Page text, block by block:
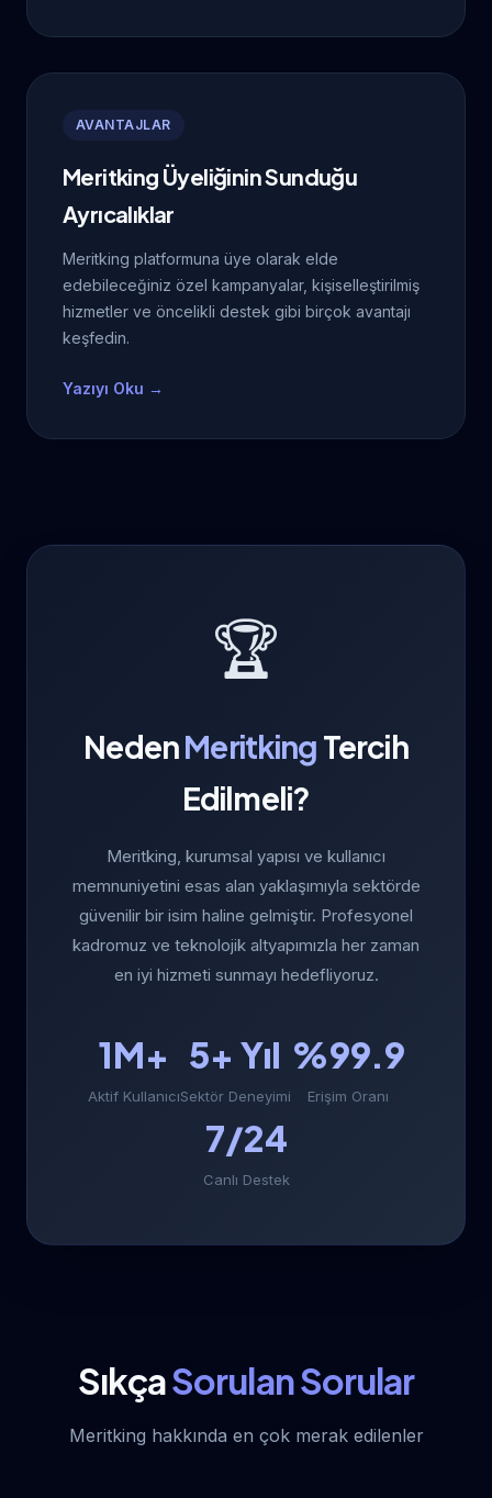
AVANTAJLAR
Meritking Üyeliğinin Sunduğu
Ayrıcalıklar
Meritking platformuna üye olarak elde
edebileceğiniz özel kampanyalar, kişiselleştirilmiş
hizmetler ve öncelikli destek gibi birçok avantajı
keşfedin.
Yazıyı Oku →
🏆
NedenMeritking Tercih
Edilmeli?
Meritking, kurumsal yapısı ve kullanıcı
memnuniyetini esas alan yaklaşımıyla sektörde
güvenilir bir isim haline gelmiştir. Profesyonel
kadromuz ve teknolojik altyapımızla her zaman
en iyi hizmeti sunmayı hedefliyoruz.
1M+
Aktif Kullanıcı
5+ Yıl
Sektör Deneyimi
%99.9
Erişim Oranı
7/24
Canlı Destek
SıkçaSorulan Sorular
Meritking hakkında en çok merak edilenler